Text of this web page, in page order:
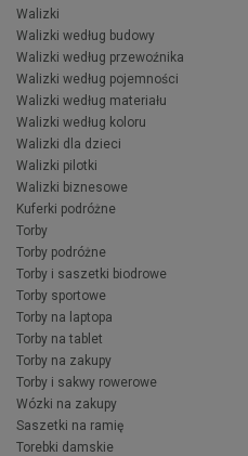
Walizki
Walizki według budowy
Walizki według przewoźnika
Walizki według pojemności
Walizki według materiału
Walizki według koloru
Walizki dla dzieci
Walizki pilotki
Walizki biznesowe
Kuferki podróżne
Torby
Torby podróżne
Torby i saszetki biodrowe
Torby sportowe
Torby na laptopa
Torby na tablet
Torby na zakupy
Torby i sakwy rowerowe
Wózki na zakupy
Saszetki na ramię
Torebki damskie